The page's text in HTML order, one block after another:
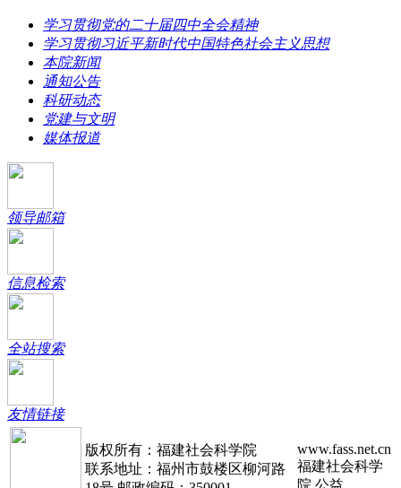
学习贯彻党的二十届四中全会精神
学习贯彻习近平新时代中国特色社会主义思想
本院新闻
通知公告
科研动态
党建与文明
媒体报道
领导邮箱
信息检索
全站搜索
友情链接
版权所有：福建社会科学院
联系地址：福州市鼓楼区柳河路
www.fass.net.cn
福建社会科学
院.公益